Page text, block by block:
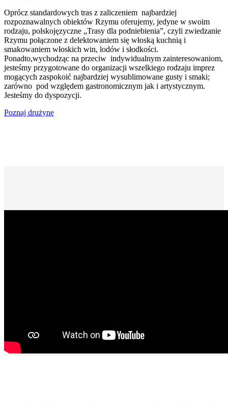
Oprócz standardowych tras z zaliczeniem najbardziej
rozpoznawalnych obiektów Rzymu oferujemy, jedyne w swoim
rodzaju, polskojęzyczne „Trasy dla podniebienia”, czyli zwiedzanie
Rzymu połączone z delektowaniem się włoską kuchnią i
smakowaniem włoskich win, lodów i słodkości.
Ponadto,wychodząc na przeciw indywidualnym zainteresowaniom,
jesteśmy przygotowane do organizacji wszelkiego rodzaju imprez
mogących zaspokoić najbardziej wysublimowane gusty i smaki;
zarówno pod względem gastronomicznym jak i artystycznym.
Jesteśmy do dyspozycji.
Poznaj drużynę